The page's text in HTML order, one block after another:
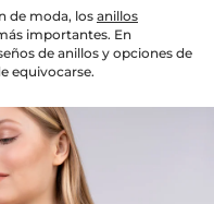
de moda, los anillos
importantes. En
de anillos y opciones de
equivocarse.